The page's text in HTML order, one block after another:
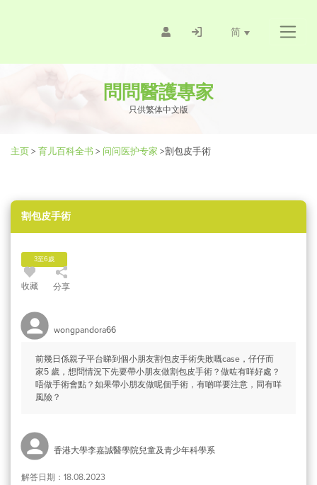
简
問問醫護專家
只供繁体中文版
主页> 育儿百科全书 > 问问医护专家 >割包皮手術
割包皮手術
3至6歲
收藏 分享
wongpandora66
前幾日係親子平台睇到個小朋友割包皮手術失敗嘅case，仔仔而
家5 歲，想問情況下先要帶小朋友做割包皮手術？做咗有咩好處？
唔做手術會點？如果帶小朋友做呢個手術，有啲咩要注意，同有咩
風險？
香港大學李嘉誠醫學院兒童及青少年科學系
解答日期：18.08.2023